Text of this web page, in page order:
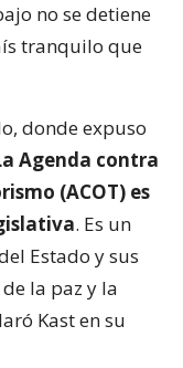
no se detiene
tranquilo que
donde expuso
Agenda contra
(ACOT) es
. Es un
Estado y sus
la paz y la
Kast en su